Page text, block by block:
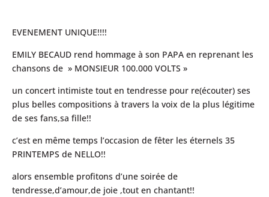
EVENEMENT UNIQUE!!!!
EMILY BECAUD rend hommage à son PAPA en reprenant les
chansons de » MONSIEUR 100.000 VOLTS »
un concert intimiste tout en tendresse pour re(écouter) ses
plus belles compositions à travers la voix de la plus légitime
de ses fans,sa fille!!
c’est en même temps l’occasion de fêter les éternels 35
PRINTEMPS de NELLO!!
alors ensemble profitons d’une soirée de
tendresse,d’amour,de joie ,tout en chantant!!